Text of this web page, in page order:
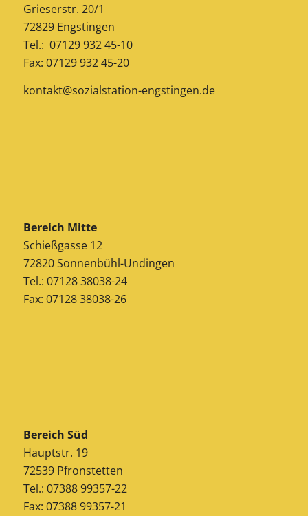
Grieserstr. 20/1
72829 Engstingen
Tel.: 07129 932 45-10
Fax: 07129 932 45-20
kontakt@sozialstation-engstingen.de
Bereich Mitte
Schießgasse 12
72820 Sonnenbühl-Undingen
Tel.: 07128 38038-24
Fax: 07128 38038-26
Bereich Süd
Hauptstr. 19
72539 Pfronstetten
Tel.: 07388 99357-22
Fax: 07388 99357-21